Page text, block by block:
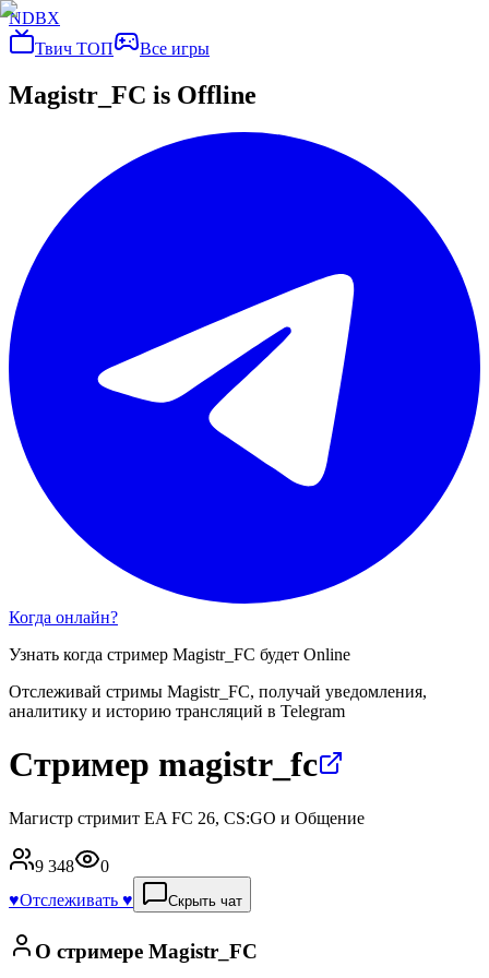
NDBX
Твич ТОП
Все игры
Magistr_FC is Offline
Когда онлайн?
Узнать когда стример Magistr_FC будет Online
Отслеживай стримы Magistr_FC, получай уведомления,
аналитику и историю трансляций в Telegram
Стример magistr_fc
Магистр стримит EA FC 26, CS:GO и Общение
9 348
0
♥️Отслеживать ♥️ Скрыть чат
О стримере Magistr_FC